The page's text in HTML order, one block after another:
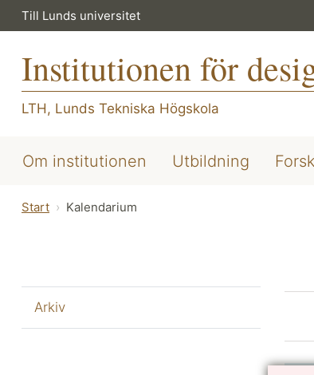
Till Lunds universitet
Institutionen för
LTH, Lunds Tekniska Högskola
Om institutionen Utbildning
Start Kalendarium
Arkiv